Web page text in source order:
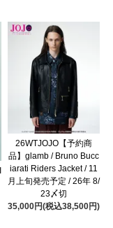
26WTJOJO【予約商
品】glamb / Bruno Bucc
iarati Riders Jacket / 11
月上旬発売予定 / 26年 8/
23〆切
35,000円(税込38,500円)